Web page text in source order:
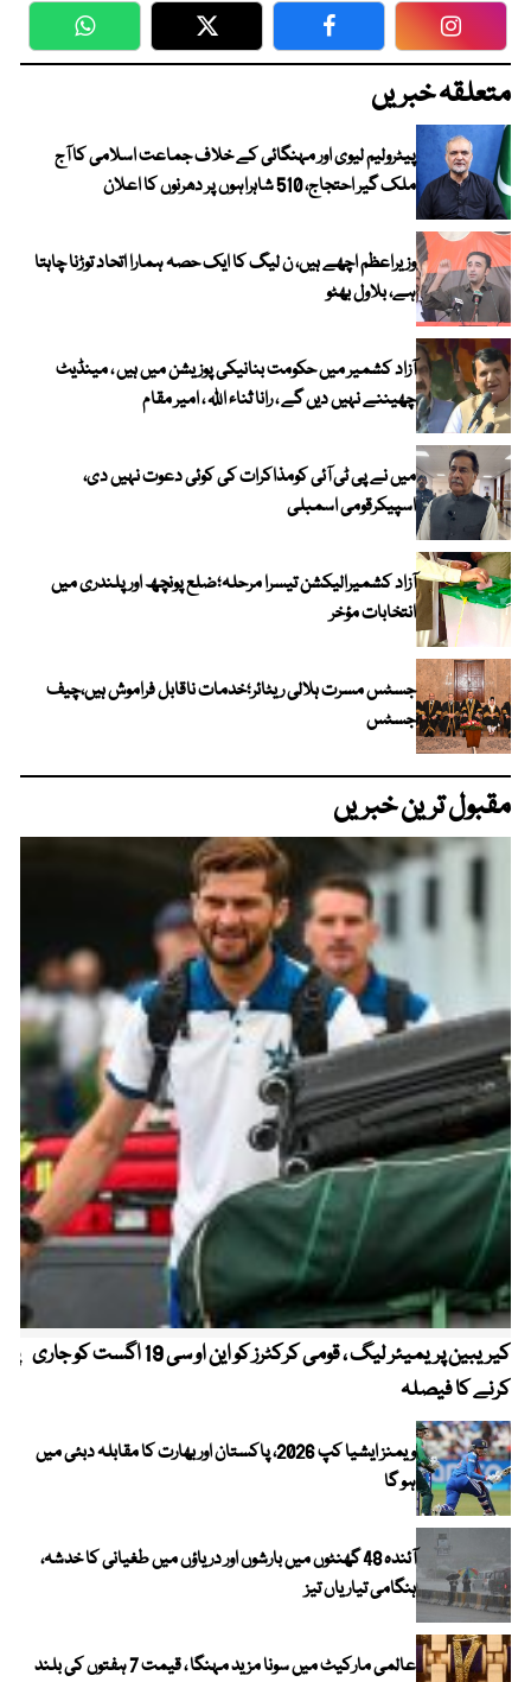
WhatsApp Twitter Facebook
متعلقہ خبریں
پیٹرولیم لیوی اور مہنگائی کے خلاف جماعت اسلامی کا آج
ملک گیر احتجاج، 510 شاہراہوں پر دھرنوں کا اعلان
وزیراعظم اچھے ہیں، ن لیگ کا ایک حصہ ہمارا اتحاد توڑنا چاہتا
ہے، بلاول بھٹو
آزاد کشمیر میں حکومت بنانیکی پوزیشن میں ہیں ، مینڈیٹ
چھیننے نہیں دیں گے ، رانا ثناء اللہ ، امیر مقام
میں نے پی ٹی آئی کومذاکرات کی کوئی دعوت نہیں دی،
اسپیکرقومی اسمبلی
آزاد کشمیرالیکشن تیسرا مرحلہ؛ضلع پونچھ اور پلندری میں
انتخابات مؤخر
جسٹس مسرت ہلالی ریٹائر؛خدمات ناقابل فراموش ہیں،چیف
جسٹس
مقبول ترین خبریں
کیریبین پریمیئر لیگ ، قومی کرکٹرز کو این او سی 19 اگست کو جاری
کرنے کا فیصلہ
ویمنز ایشیا کپ 2026، پاکستان اور بھارت کا مقابلہ دبئی میں
ہو گا
آئندہ 48 گھنٹوں میں بارشوں اور دریاؤں میں طغیانی کا خدشہ،
ہنگامی تیاریاں تیز
عالمی مارکیٹ میں سونا مزید مہنگا ، قیمت 7 ہفتوں کی بلند